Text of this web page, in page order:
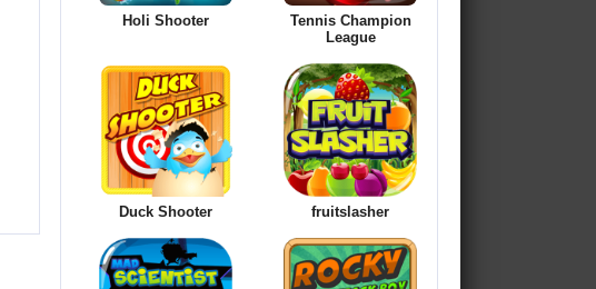
Holi Shooter
Tennis Champion
League
Duck Shooter fruitslasher